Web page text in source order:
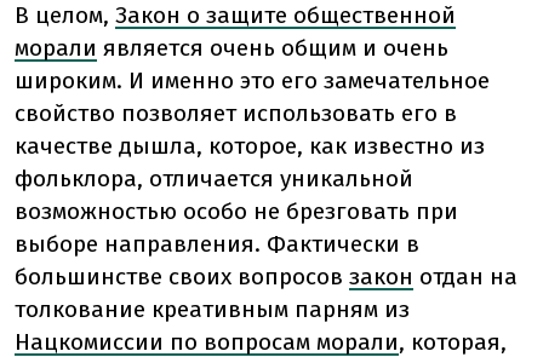
В целом, Закон о защите общественной
морали является очень общим и очень
широким. И именно это его замечательное
свойство позволяет использовать его в
качестве дышла, которое, как известно из
фольклора, отличается уникальной
возможностью особо не брезговать при
выборе направления. Фактически в
большинстве своих вопросов закон отдан на
толкование креативным парням из
Нацкомиссии по вопросам морали, которая,